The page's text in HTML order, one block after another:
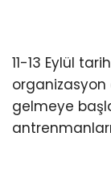
11-13 Eylül
organizasyon
gelmeye